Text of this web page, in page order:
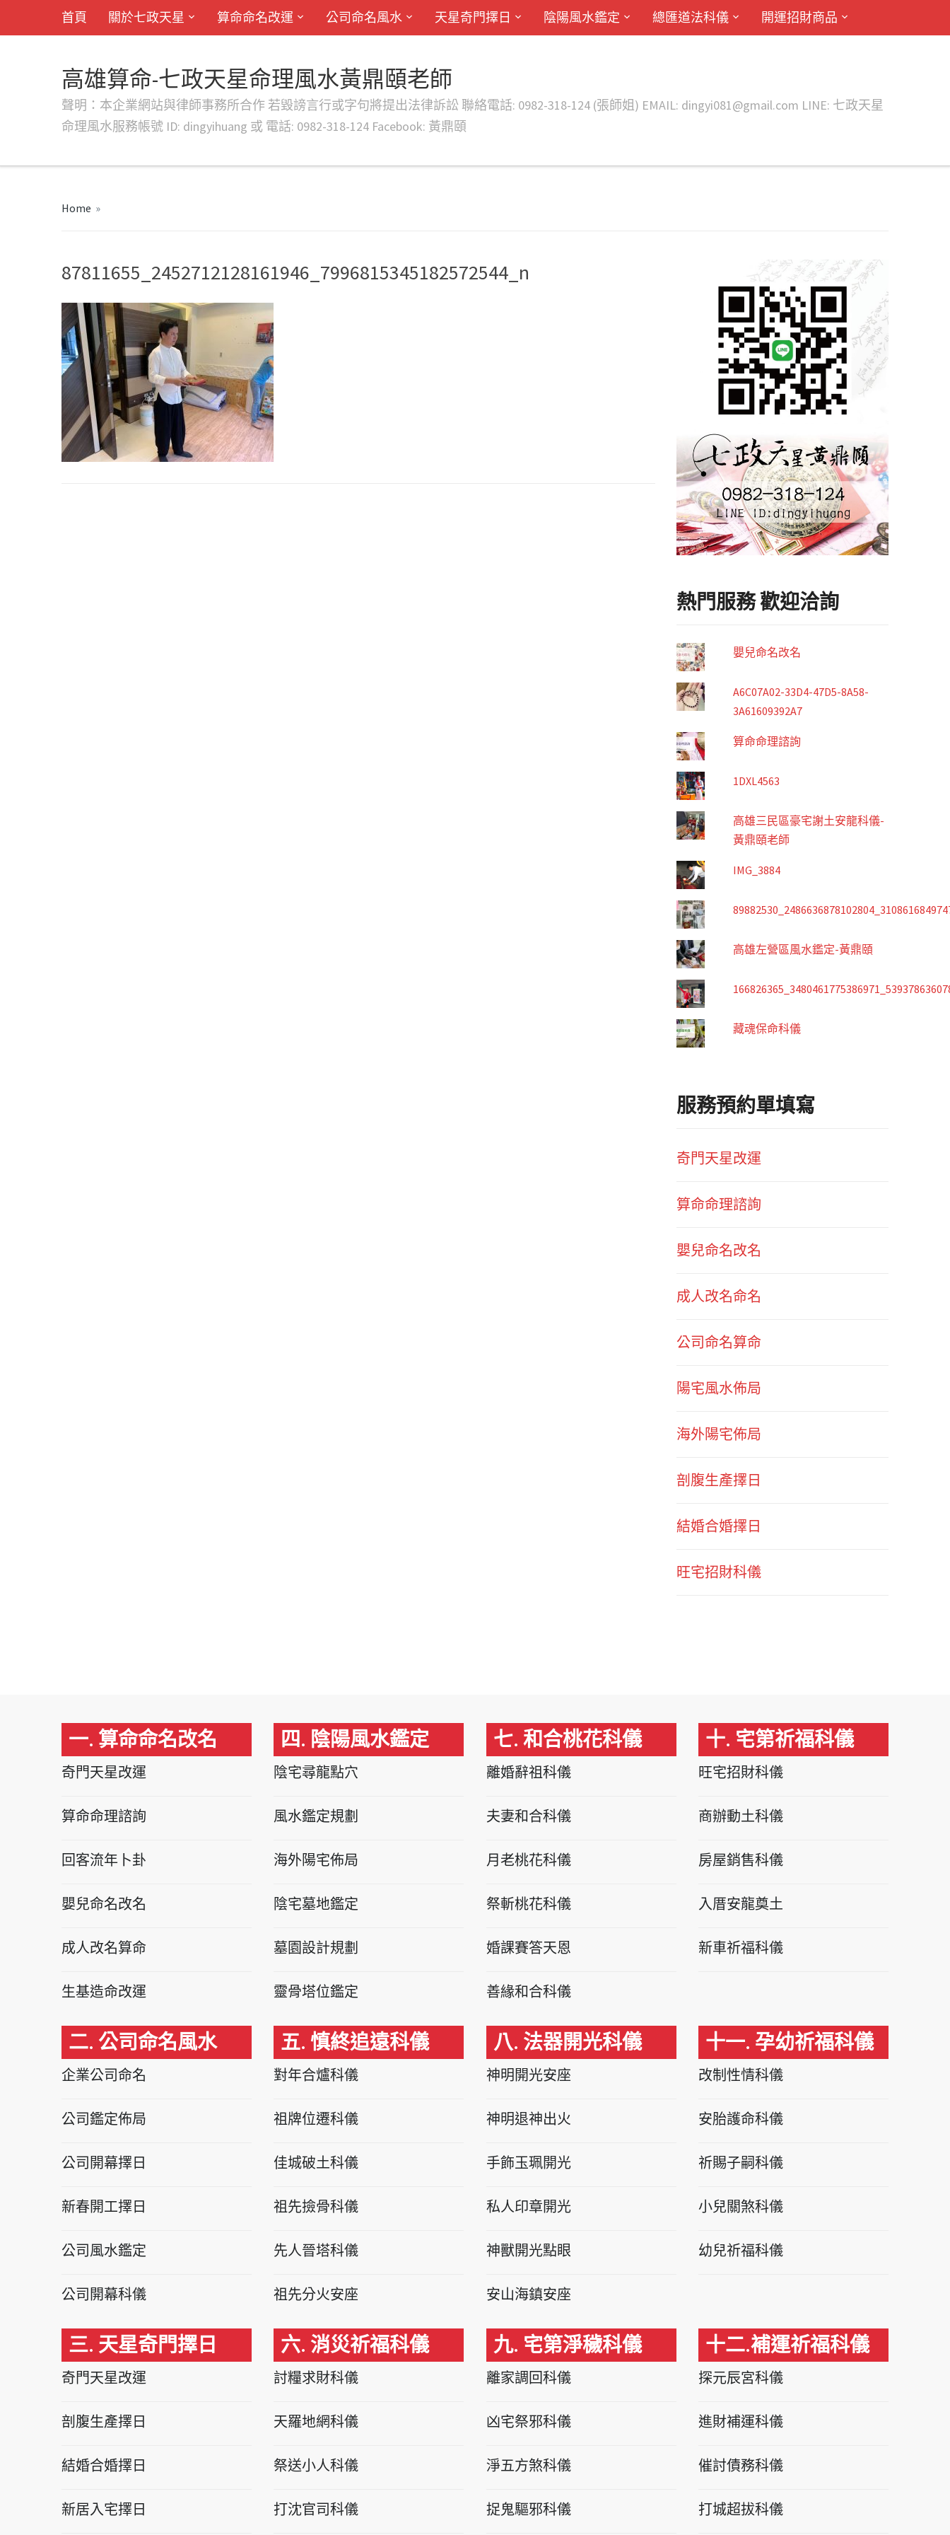
首頁 關於七政天星 算命命名改運 公司命名風水 天星奇門擇日 陰陽風水鑑定 總匯道法科儀 開運招財商品
高雄算命-七政天星命理風水黃鼎頤老師
聲明：本企業網站與律師事務所合作 若毀謗言行或字句將提出法律訴訟 聯絡電話: 0982-318-124 (張師姐) EMAIL: dingyi081@gmail.com LINE: 七政天星
命理風水服務帳號 ID: dingyihuang 或 電話: 0982-318-124 Facebook: 黃鼎頤
Home »
87811655_2452712128161946_7996815345182572544_n
熱門服務 歡迎洽詢
嬰兒命名改名
A6C07A02-33D4-47D5-8A58-
3A61609392A7
算命命理諮詢
1DXL4563
高雄三民區豪宅謝土安龍科儀-
黃鼎頤老師
IMG_3884
高雄左營區風水鑑定-黃鼎頤
藏魂保命科儀
服務預約單填寫
奇門天星改運
算命命理諮詢
嬰兒命名改名
成人改名命名
公司命名算命
陽宅風水佈局
海外陽宅佈局
剖腹生產擇日
結婚合婚擇日
旺宅招財科儀
一. 算命命名改名
奇門天星改運
算命命理諮詢
回客流年卜卦
嬰兒命名改名
成人改名算命
生基造命改運
二. 公司命名風水
企業公司命名
公司鑑定佈局
公司開幕擇日
新春開工擇日
公司風水鑑定
公司開幕科儀
三. 天星奇門擇日
奇門天星改運
剖腹生產擇日
結婚合婚擇日
新居入宅擇日
四. 陰陽風水鑑定
陰宅尋龍點穴
風水鑑定規劃
海外陽宅佈局
陰宅墓地鑑定
墓園設計規劃
靈骨塔位鑑定
五. 慎終追遠科儀
對年合爐科儀
祖牌位遷科儀
佳城破土科儀
祖先撿骨科儀
先人晉塔科儀
祖先分火安座
六. 消災祈福科儀
討糧求財科儀
天羅地網科儀
祭送小人科儀
打沈官司科儀
七. 和合桃花科儀
離婚辭祖科儀
夫妻和合科儀
月老桃花科儀
祭斬桃花科儀
婚課賽答天恩
善緣和合科儀
八. 法器開光科儀
神明開光安座
神明退神出火
手飾玉珮開光
私人印章開光
神獸開光點眼
安山海鎮安座
九. 宅第淨穢科儀
離家調回科儀
凶宅祭邪科儀
淨五方煞科儀
捉鬼驅邪科儀
十. 宅第祈福科儀
旺宅招財科儀
商辦動土科儀
房屋銷售科儀
入厝安龍奠土
新車祈福科儀
十一. 孕幼祈福科儀
改制性情科儀
安胎護命科儀
祈賜子嗣科儀
小兒關煞科儀
幼兒祈福科儀
十二.補運祈福科儀
探元辰宮科儀
進財補運科儀
催討債務科儀
打城超拔科儀